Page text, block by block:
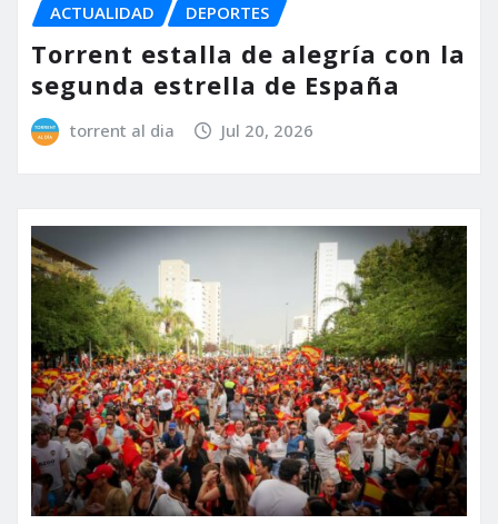
ACTUALIDAD DEPORTES
Torrent estalla de alegría con la
segunda estrella de España
torrent al dia Jul 20, 2026